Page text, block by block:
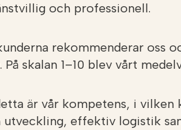
och professionell.
rekommenderar oss
skalan 1–10 blev vårt
är vår kompetens, i vilken
utveckling, effektiv logistik